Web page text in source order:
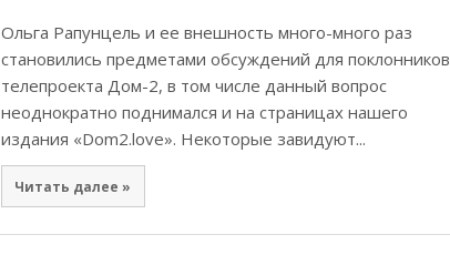
Ольга Рапунцель и ее внешность много-много раз
становились предметами обсуждений для поклонников
телепроекта Дом-2, в том числе данный вопрос
неоднократно поднимался и на страницах нашего
издания «Dom2.love». Некоторые завидуют...
Читать далее »